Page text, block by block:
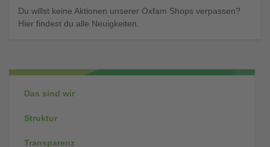
Subnavigation
Das sind wir
Struktur
Transparenz
Du willst keine Aktionen unserer Oxfam Shops verpassen?
Hier findest du alle Neuigkeiten.